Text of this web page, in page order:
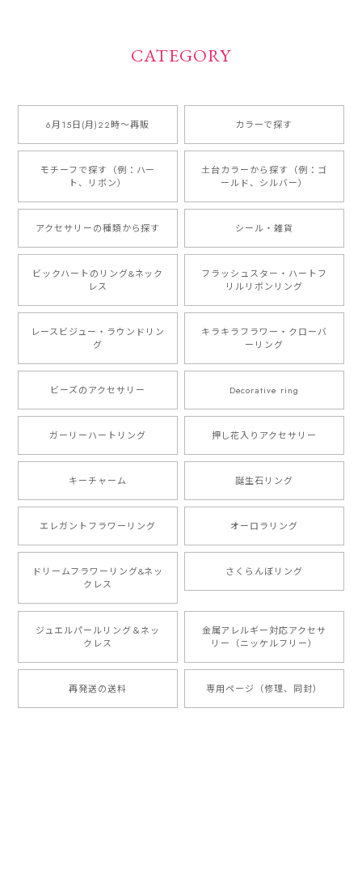
CATEGORY
6月15日(月)22時〜再販 カラーで探す
モチーフで探す（例：ハー
ト、リボン）
土台カラーから探す（例：ゴ
ールド、シルバー）
アクセサリーの種類から探す シール・雑貨
ビックハートのリング&ネック
レス
フラッシュスター・ハートフ
リルリボンリング
レースビジュー・ラウンドリン
グ
キラキラフラワー・クローバ
ーリング
ビーズのアクセサリー Decorative ring
ガーリーハートリング 押し花入りアクセサリー
キーチャーム 誕生石リング
エレガントフラワーリング オーロラリング
ドリームフラワーリング&ネッ
クレス
さくらんぼリング
ジュエルパールリング＆ネッ
クレス
金属アレルギー対応アクセサ
リー（ニッケルフリー）
再発送の送料 専用ページ（修理、同封）